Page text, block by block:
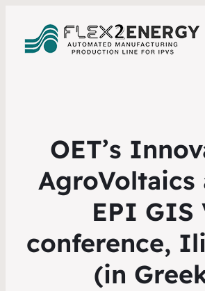
OET’s
AgroVoltaics
EPI GIS
conference,
(in